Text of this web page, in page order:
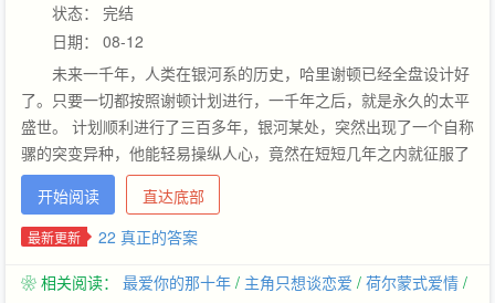
状态： 完结
日期： 08-12
未来一千年，人类在银河系的历史，哈里谢顿已经全盘设计好
了。只要一切都按照谢顿计划进行，一千年之后，就是永久的太平
盛世。 计划顺利进行了三百多年，银河某处，突然出现了一个自称
骡的突变异种，他能轻易操纵人心，竟然在短短几年之内就征服了
整个银河。基地也被攻下，谢顿计划似乎已经失败 不过，古老的传
说中，似乎还有另一个基地，它在银河的另一端，在群星的尽头 为
了彻底征服银河，骡必须要攻下第二基地。经过五年的漫长搜索，
这成为银河历史上最大的悬案
开始阅读 直达底部
最新更新 22 真正的答案
❀ 相关阅读： 最爱你的那十年 / 主角只想谈恋爱 / 荷尔蒙式爱情 /